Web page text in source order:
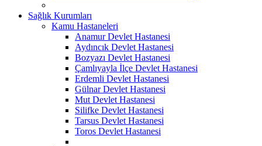
Sağlık Kurumları
Kamu Hastaneleri
Anamur Devlet Hastanesi
Aydıncık Devlet Hastanesi
Bozyazı Devlet Hastanesi
Çamlıyayla İlçe Devlet Hastanesi
Erdemli Devlet Hastanesi
Gülnar Devlet Hastanesi
Mut Devlet Hastanesi
Silifke Devlet Hastanesi
Tarsus Devlet Hastanesi
Toros Devlet Hastanesi